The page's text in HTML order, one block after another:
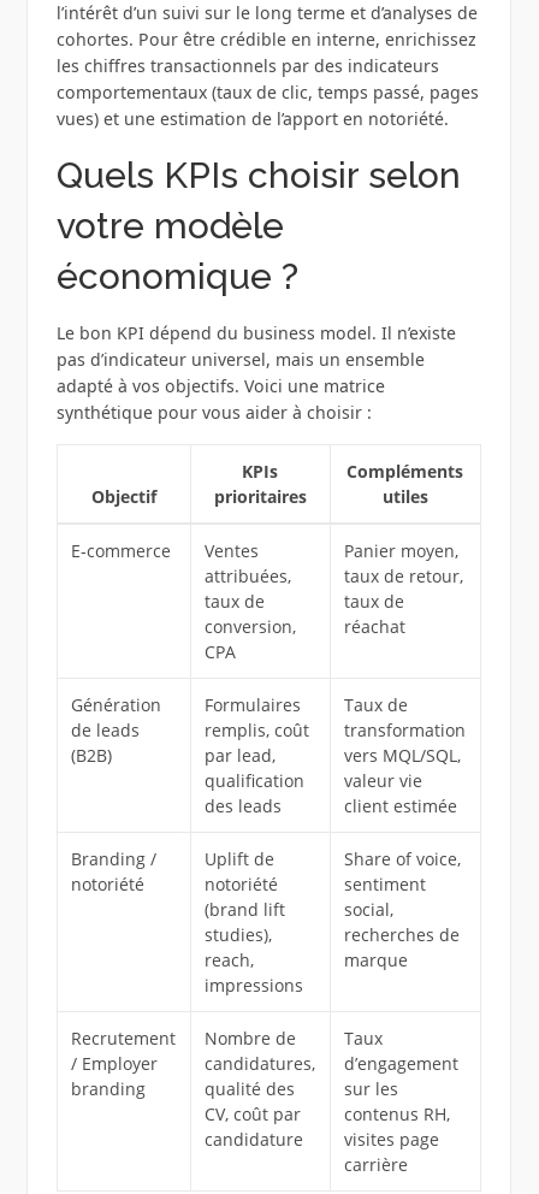
l’intérêt d’un suivi sur le long terme et d’analyses de
cohortes. Pour être crédible en interne, enrichissez
les chiffres transactionnels par des indicateurs
comportementaux (taux de clic, temps passé, pages
vues) et une estimation de l’apport en notoriété.
Quels KPIs choisir selon
votre modèle
économique ?
Le bon KPI dépend du business model. Il n’existe
pas d’indicateur universel, mais un ensemble
adapté à vos objectifs. Voici une matrice
synthétique pour vous aider à choisir :
Objectif
KPIs
prioritaires
Compléments
utiles
E‑commerce
Ventes
attribuées,
taux de
conversion,
CPA
Panier moyen,
taux de retour,
taux de
réachat
Génération
de leads
(B2B)
Formulaires
remplis, coût
par lead,
qualification
des leads
Taux de
transformation
vers MQL/SQL,
valeur vie
client estimée
Branding /
notoriété
Uplift de
notoriété
(brand lift
studies),
reach,
impressions
Share of voice,
sentiment
social,
recherches de
marque
Recrutement
/ Employer
branding
Nombre de
candidatures,
qualité des
CV, coût par
candidature
Taux
d’engagement
sur les
contenus RH,
visites page
carrière